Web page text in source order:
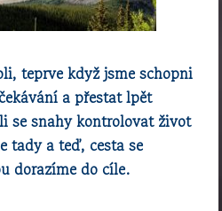
teprve když jsme schopni
a přestat lpět
se snahy kontrolovat život
tady a teď, cesta se
dorazíme do cíle.